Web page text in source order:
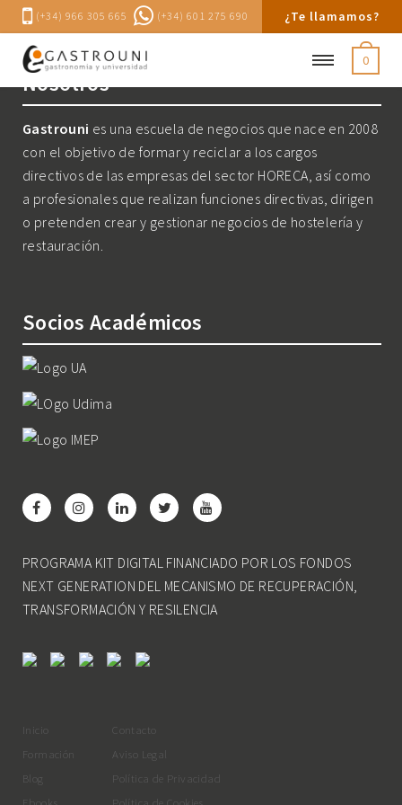
(+34) 966 305 665 (+34) 601 275 690 ¿Te llamamos?
0
Nosotros
Gastrouni es una escuela de negocios que nace en 2008
con el objetivo de formar y reciclar a los cargos
directivos de las empresas del sector HORECA, así como
a profesionales que realizan funciones directivas, dirigen
o pretenden crear y gestionar negocios de hostelería y
restauración.
Socios Académicos
PROGRAMA KIT DIGITAL FINANCIADO POR LOS FONDOS
NEXT GENERATION DEL MECANISMO DE RECUPERACIÓN,
TRANSFORMACIÓN Y RESILENCIA
Inicio
Formación
Blog
Contacto
Aviso Legal
Política de Privacidad